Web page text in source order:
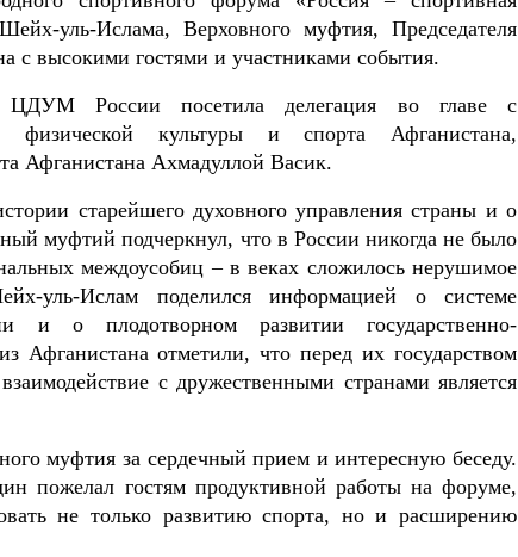
уль-Ислама, Верховного муфтия, Председателя
высокими гостями и участниками события.
ЦДУМ России посетила делегация во главе с
физической культуры и спорта Афганистана,
Афганистана Ахмадуллой Васик.
старейшего духовного управления страны и о
муфтий подчеркнул, что в России никогда не было
междоусобиц – в веках сложилось нерушимое
уль-Ислам поделился информацией о системе
и о плодотворном развитии государственно-
Афганистана отметили, что перед их государством
с дружественными странами является
муфтия за сердечный прием и интересную беседу.
пожелал гостям продуктивной работы на форуме,
не только развитию спорта, но и расширению